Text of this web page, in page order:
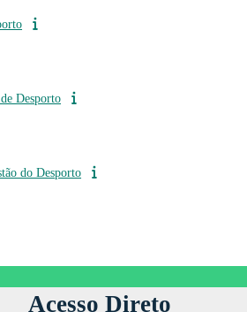
Desporto
do Desporto
Acesso Direto